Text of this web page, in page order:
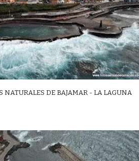
NATURALES DE BAJAMAR - LA LAGUNA